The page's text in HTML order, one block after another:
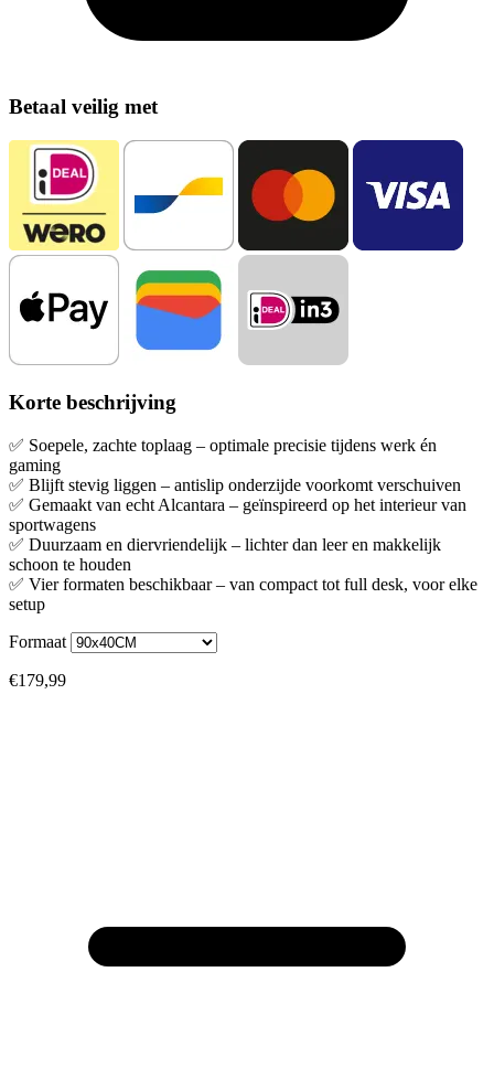
Betaal veilig met
Korte beschrijving
✅ Soepele, zachte toplaag – optimale precisie tijdens werk én
gaming
✅ Blijft stevig liggen – antislip onderzijde voorkomt verschuiven
✅ Gemaakt van echt Alcantara – geïnspireerd op het interieur van
sportwagens
✅ Duurzaam en diervriendelijk – lichter dan leer en makkelijk
schoon te houden
✅ Vier formaten beschikbaar – van compact tot full desk, voor elke
setup
Formaat
€179,99